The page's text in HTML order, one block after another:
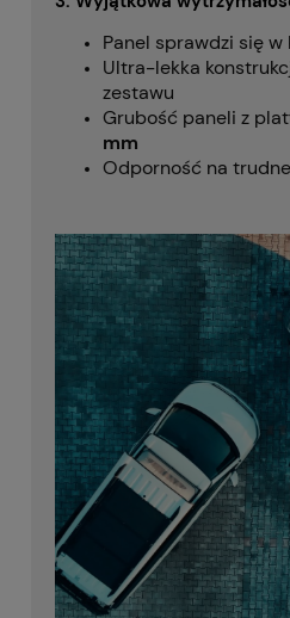
Panel sprawdzi się
Ultra-lekka
zestawu
Grubość paneli z
mm
Odporność na